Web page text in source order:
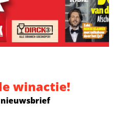
winactie!